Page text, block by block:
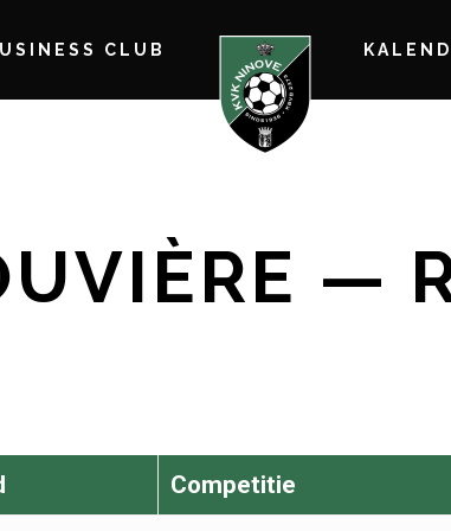
CLUB
—
Competitie